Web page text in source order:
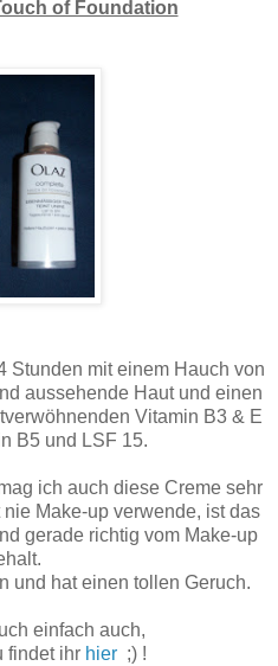
of Foundation
Stunden mit einem Hauch von
aussehende Haut und einen
Vitamin B3 & E
B5 und LSF 15.
ich auch diese Creme sehr
Make-up verwende, ist das
gerade richtig vom Make-up
und hat einen tollen Geruch.
einfach auch,
findet ihr hier;) !